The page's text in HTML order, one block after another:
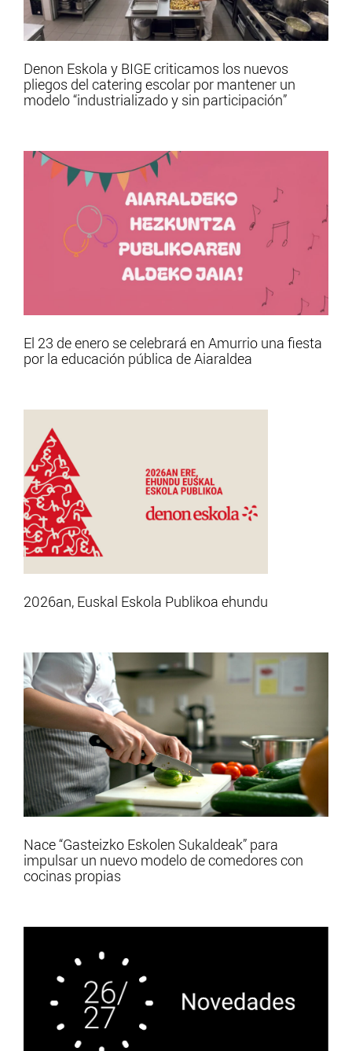
Denon Eskola y BIGE criticamos los nuevos
pliegos del catering escolar por mantener un
modelo “industrializado y sin participación”
El 23 de enero se celebrará en Amurrio una fiesta
por la educación pública de Aiaraldea
2026an, Euskal Eskola Publikoa ehundu
Nace “Gasteizko Eskolen Sukaldeak” para
impulsar un nuevo modelo de comedores con
cocinas propias